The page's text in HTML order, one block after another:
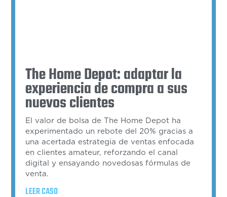
The Home Depot: adaptar la
experiencia de compra a sus
nuevos clientes
El valor de bolsa de The Home Depot ha
experimentado un rebote del 20% gracias a
una acertada estrategia de ventas enfocada
en clientes amateur, reforzando el canal
digital y ensayando novedosas fórmulas de
venta.
LEER CASO